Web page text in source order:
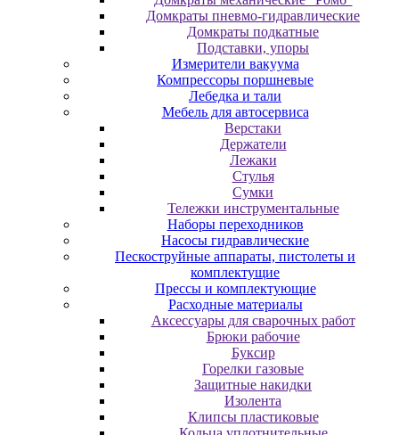
Домкраты пневмо-гидравлические
Домкраты подкатные
Подставки, упоры
Измерители вакуума
Компрессоры поршневые
Лебедка и тали
Мебель для автосервиса
Верстаки
Держатели
Лежаки
Стулья
Сумки
Тележки инструментальные
Наборы переходников
Насосы гидравлические
Пескоструйные аппараты, пистолеты и
комплектущие
Прессы и комплектующие
Расходные материалы
Аксессуары для сварочных работ
Брюки рабочие
Буксир
Горелки газовые
Защитные накидки
Изолента
Клипсы пластиковые